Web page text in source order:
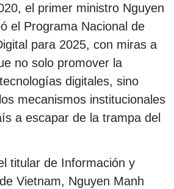
el primer ministro Nguyen
el Programa Nacional de
para 2025, con miras a
no solo promover la
digitales, sino
mecanismos institucionales
a escapar de la trampa del
titular de Información y
Vietnam, Nguyen Manh